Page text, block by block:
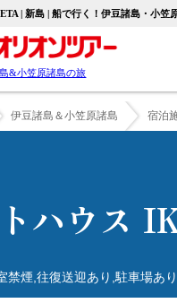
| 新島 | 船で行く！伊豆諸島・小笠
&小笠原諸島の旅
伊豆諸島＆小笠原諸島 宿泊
ハウス
禁煙,往復送迎あり,駐車場あり